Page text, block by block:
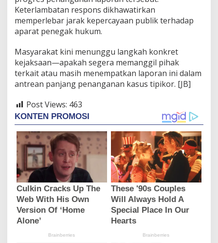
Keterlambatan respons dikhawatirkan
memperlebar jarak kepercayaan publik terhadap
aparat penegak hukum.
Masyarakat kini menunggu langkah konkret
kejaksaan—apakah segera memanggil pihak
terkait atau masih menempatkan laporan ini dalam
antrean panjang penanganan kasus tipikor. [JB]
Post Views: 463